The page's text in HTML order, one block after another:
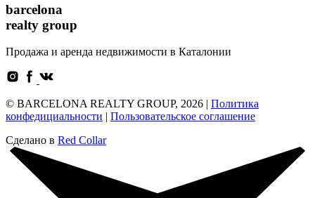
barcelona
realty group
Продажа и аренда недвижимости в Каталонии
© BARCELONA REALTY GROUP, 2026 | Политика
конфедициальности | Пользовательское соглашение
Сделано в Red Collar